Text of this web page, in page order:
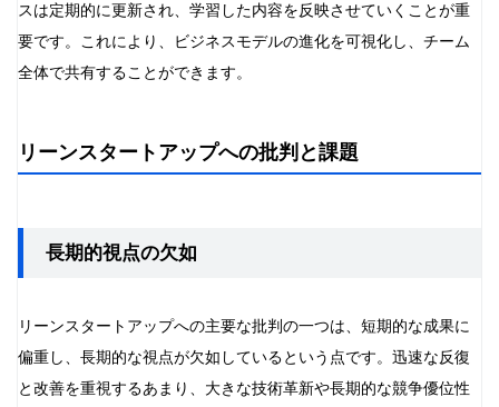
スは定期的に更新され、学習した内容を反映させていくことが重
要です。これにより、ビジネスモデルの進化を可視化し、チーム
全体で共有することができます。
リーンスタートアップへの批判と課題
長期的視点の欠如
リーンスタートアップへの主要な批判の一つは、短期的な成果に
偏重し、長期的な視点が欠如しているという点です。迅速な反復
と改善を重視するあまり、大きな技術革新や長期的な競争優位性